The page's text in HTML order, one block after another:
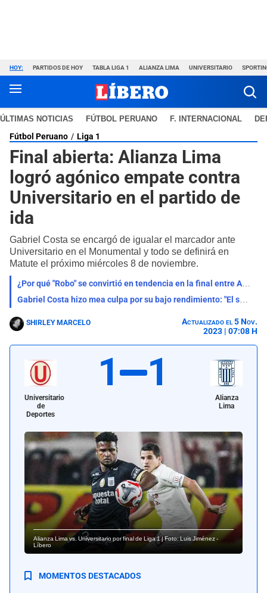
HOY: PARTIDOS DE HOY TABLA LIGA 1 ALIANZA LIMA UNIVERSITARIO
ÚLTIMAS NOTICIAS FÚTBOL PERUANO F. INTERNACIONAL
Fútbol Peruano Liga 1
Final abierta: Alianza Lima
logró agónico empate contra
Universitario en el partido de
ida
Gabriel Costa se encargó de igualar el marcador ante
Universitario en el Monumental y todo se definirá en
Matute el próximo miércoles 8 de noviembre.
¿Por qué "Robo" se convirtió en tendencia en la final entre Alianza vs Universitario?
Gabriel Costa hizo mea culpa por su bajo rendimiento: "El sacrificio siempre va a prevalecer"
SHIRLEY MARCELO
Actualizado el 5 Nov.
2023 | 07:08 H
Universitario
de
Deportes
1 1
Alianza
Lima
Alianza Lima vs. Universitario por final de Liga 1 | Foto: Luis Jiménez -
Líbero
MOMENTOS DESTACADOS